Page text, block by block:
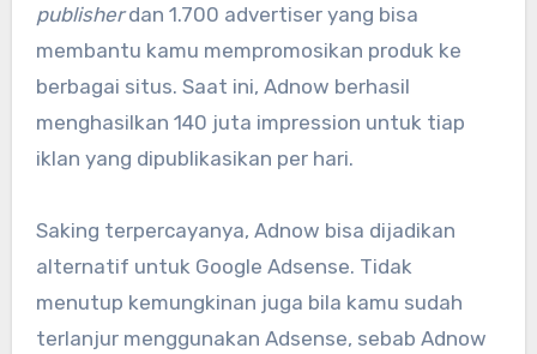
publisherdan 1.700 advertiser yang bisa
membantu kamu mempromosikan produk ke
berbagai situs. Saat ini, Adnow berhasil
menghasilkan 140 juta impression untuk tiap
iklan yang dipublikasikan per hari.
Saking terpercayanya, Adnow bisa dijadikan
alternatif untuk Google Adsense. Tidak
menutup kemungkinan juga bila kamu sudah
terlanjur menggunakan Adsense, sebab Adnow